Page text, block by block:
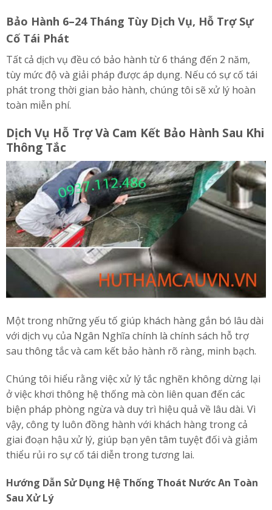
Bảo Hành 6–24 Tháng Tùy Dịch Vụ, Hỗ Trợ Sự
Cố Tái Phát
Tất cả dịch vụ đều có bảo hành từ 6 tháng đến 2 năm,
tùy mức độ và giải pháp được áp dụng. Nếu có sự cố tái
phát trong thời gian bảo hành, chúng tôi sẽ xử lý hoàn
toàn miễn phí.
Dịch Vụ Hỗ Trợ Và Cam Kết Bảo Hành Sau Khi
Thông Tắc
Một trong những yếu tố giúp khách hàng gắn bó lâu dài
với dịch vụ của Ngân Nghĩa chính là chính sách hỗ trợ
sau thông tắc và cam kết bảo hành rõ ràng, minh bạch.
Chúng tôi hiểu rằng việc xử lý tắc nghẽn không dừng lại
ở việc khơi thông hệ thống mà còn liên quan đến các
biện pháp phòng ngừa và duy trì hiệu quả về lâu dài. Vì
vậy, công ty luôn đồng hành với khách hàng trong cả
giai đoạn hậu xử lý, giúp bạn yên tâm tuyệt đối và giảm
thiểu rủi ro sự cố tái diễn trong tương lai.
Hướng Dẫn Sử Dụng Hệ Thống Thoát Nước An Toàn
Sau Xử Lý